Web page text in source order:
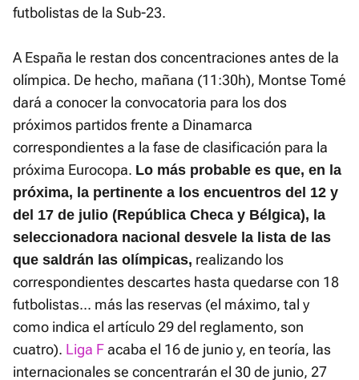
futbolistas de la Sub-23.
A España le restan dos concentraciones antes de la
olímpica. De hecho, mañana (11:30h), Montse Tomé
dará a conocer la convocatoria para los dos
próximos partidos frente a Dinamarca
correspondientes a la fase de clasificación para la
próxima Eurocopa. Lo más probable es que, en la
próxima, la pertinente a los encuentros del 12 y
del 17 de julio (República Checa y Bélgica), la
seleccionadora nacional desvele la lista de las
que saldrán las olímpicas, realizando los
correspondientes descartes hasta quedarse con 18
futbolistas... más las reservas (el máximo, tal y
como indica el artículo 29 del reglamento, son
cuatro). Liga Facaba el 16 de junio y, en teoría, las
internacionales se concentrarán el 30 de junio, 27